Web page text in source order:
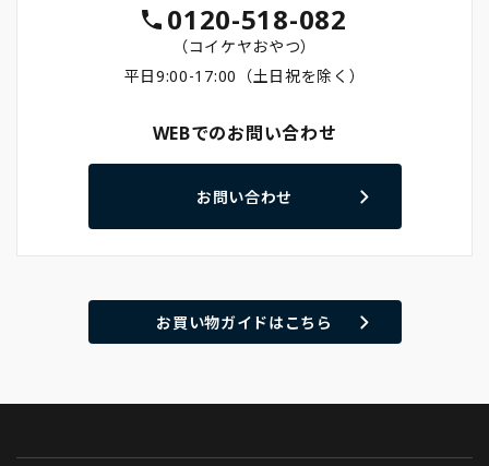
0120-518-082
（コイケヤおやつ）
平日9:00-17:00（土日祝を除く）
WEBでのお問い合わせ
お問い合わせ
お買い物ガイドはこちら